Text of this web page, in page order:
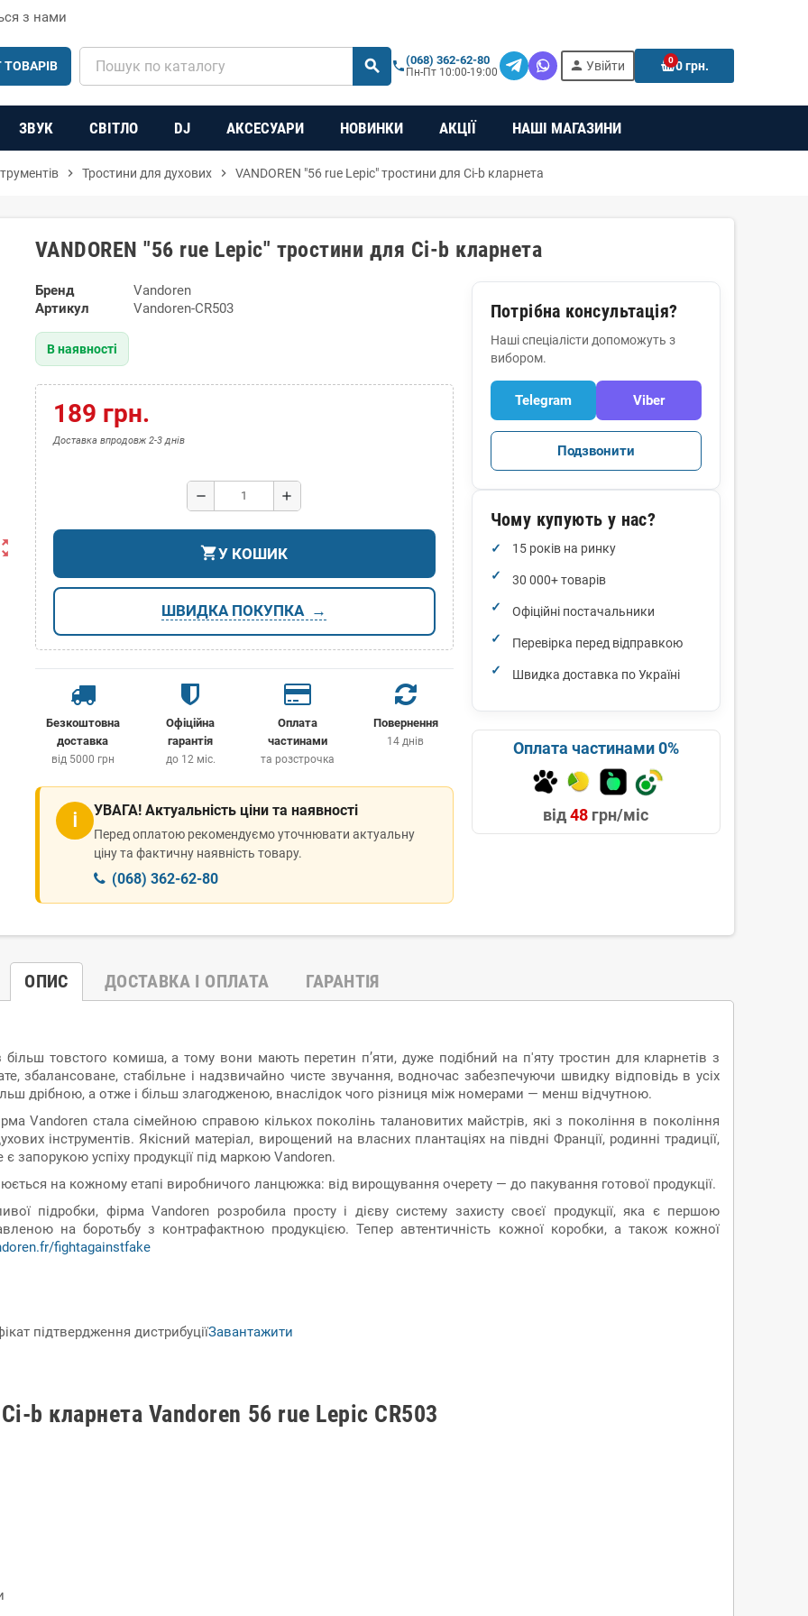
з нами
ТОВАРІВ search person Увійти 00 грн.
phone(068) 362-62-80
Пн-Пт 10:00-19:00
ЗВУК СВІТЛО DJ АКСЕСУАРИ НОВИНКИ АКЦІЇ НАШІ МАГАЗИНИ
chevron_right Тростини для духових chevron_right VANDOREN "56 rue Lepic" тростини для Сі-b кларнета
VANDOREN "56 rue Lepic" тростини для Сі-b кларнета
Бренд
Vandoren
Артикул
Vandoren-CR503
В наявності
189 грн.
Доставка впродовж 2-3 днів
remove add
shopping_cartУ КОШИК
ШВИДКА ПОКУПКА
Безкоштовна
доставка
від 5000 грн
Офіційна
гарантія
до 12 міс.
Оплата
частинами
та розстрочка
Повернення
14 днів
ℹ УВАГА! Актуальність ціни та наявності
Перед оплатою рекомендуємо уточнювати актуальну
ціну та фактичну наявність товару.
(068) 362-62-80
Потрібна консультація?
Наші спеціалісти допоможуть з
вибором.
Telegram Viber
Подзвонити
Чому купують у нас?
15 років на ринку
30 000+ товарів
Офіційні постачальники
Перевірка перед відправкою
Швидка доставка по Україні
Оплата частинами 0%
від48 грн/міс
ОПИС ДОСТАВКА І ОПЛАТА ГАРАНТІЯ
товстого комиша, а тому вони мають перетин п’яти, дуже подібний на п'яту тростин для кларнетів з
збалансоване, стабільне і надзвичайно чисте звучання, водночас забезпечуючи швидку відповідь в усіх
дрібною, а отже і більш злагодженою, внаслідок чого різниця між номерами — менш відчутною.
Vandoren стала сімейною справою кількох поколінь талановитих майстрів, які з покоління в покоління
інструментів. Якісний матеріал, вирощений на власних плантаціях на півдні Франції, родинні традиції,
запорукою успіху продукції під маркою Vandoren.
на кожному етапі виробничого ланцюжка: від вирощування очерету — до пакування готової продукції.
підробки, фірма Vandoren розробила просту і дієву систему захисту своєї продукції, яка є першою
на боротьбу з контрафактною продукцією. Тепер автентичність кожної коробки, а також кожної
fightagainstfake
підтвердження дистрибуціїЗавантажити
b кларнета Vandoren 56 rue Lepic CR503